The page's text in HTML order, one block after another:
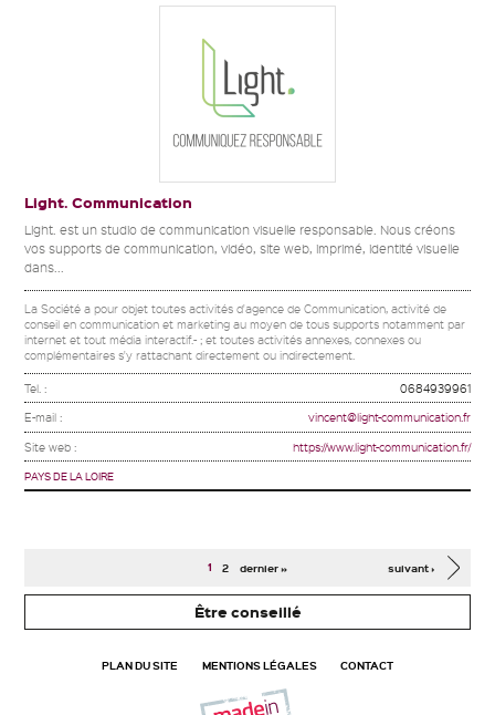
Light. Communication
Light. est un studio de communication visuelle responsable. Nous créons
vos supports de communication, vidéo, site web, imprimé, identité visuelle
dans...
La Société a pour objet toutes activités d'agence de Communication, activité de
conseil en communication et marketing au moyen de tous supports notamment par
internet et tout média interactif.- ; et toutes activités annexes, connexes ou
complémentaires s'y rattachant directement ou indirectement.
Tel. : 0684939961
E-mail : vincent@light-communication.fr
Site web : https://www.light-communication.fr/
PAYS DE LA LOIRE
1 2 suivant ›
dernier »
Être conseillé
PLAN DU SITE MENTIONS LÉGALES CONTACT